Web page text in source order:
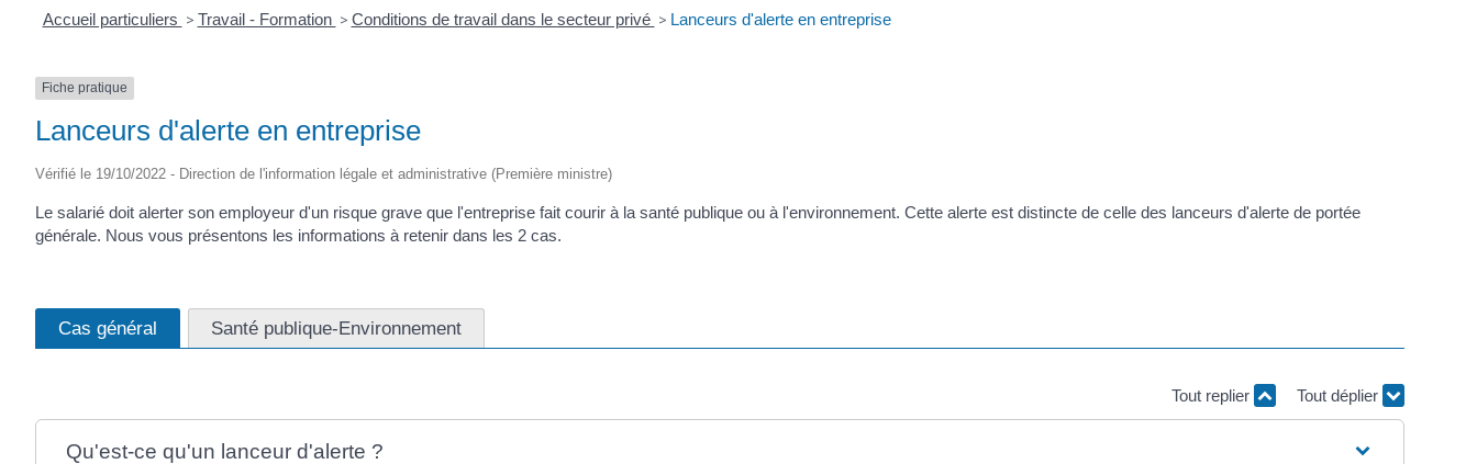
Accueil particuliers > Travail - Formation > Conditions de travail dans le secteur privé > Lanceurs d'alerte en entreprise
Fiche pratique
Lanceurs d'alerte en entreprise
Vérifié le 19/10/2022 - Direction de l'information légale et administrative (Première ministre)
Le salarié doit alerter son employeur d'un risque grave que l'entreprise fait courir à la santé publique ou à l'environnement. Cette alerte est distincte de celle des lanceurs d'alerte de portée
générale. Nous vous présentons les informations à retenir dans les 2 cas.
Cas général Santé publique-Environnement
Tout replier Tout déplier
Qu'est-ce qu'un lanceur d'alerte ?